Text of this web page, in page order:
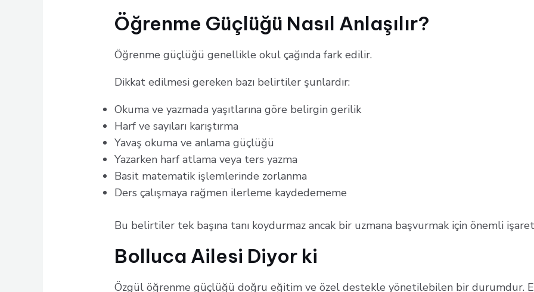
Öğrenme Güçlüğü Nasıl Anlaşılır?
Öğrenme güçlüğü genellikle okul çağında fark edilir.
Dikkat edilmesi gereken bazı belirtiler şunlardır:
Okuma ve yazmada yaşıtlarına göre belirgin gerilik
Harf ve sayıları karıştırma
Yavaş okuma ve anlama güçlüğü
Yazarken harf atlama veya ters yazma
Basit matematik işlemlerinde zorlanma
Ders çalışmaya rağmen ilerleme kaydedememe
Bu belirtiler tek başına tanı koydurmaz ancak bir uzmana başvurmak için önemli
Bolluca Ailesi Diyor ki
Özgül öğrenme güçlüğü doğru eğitim ve özel destekle yönetilebilen bir durumdur.